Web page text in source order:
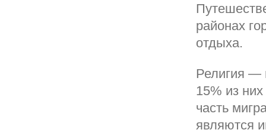
районах
отдыха.
Религия —
15% из
часть
являются